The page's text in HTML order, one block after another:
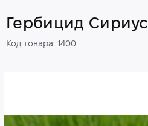
Гербицид Сириус
Код товара: 1400